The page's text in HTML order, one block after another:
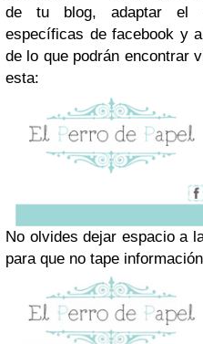
de tu blog, adaptar el
específicas de facebook y
de lo que podrán encontrar
esta:
No olvides dejar espacio a
para que no tape